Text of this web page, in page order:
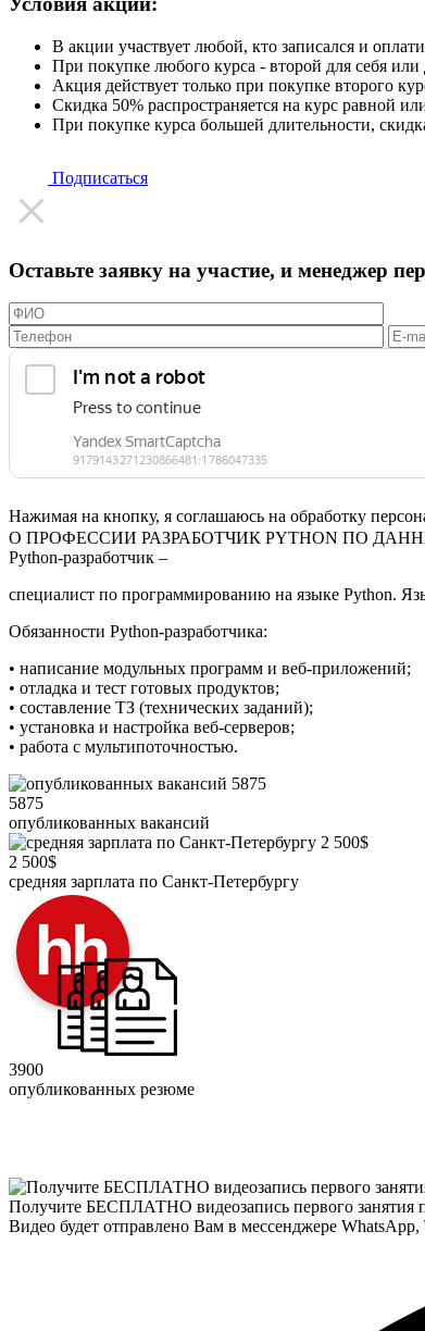
В акции участвует любой, кто записался и
При покупке любого курса - второй для себя или
Акция действует только при покупке второго
Скидка 50% распространяется на курс равной
При покупке курса большей длительности,
Подписаться
Оставьте заявку на участие, и менеджер
Нажимая на кнопку, я соглашаюсь на обработку
О ПРОФЕССИИ РАЗРАБОТЧИК PYTHON ПО
Python-разработчик –
специалист по программированию на языке Python.
Обязанности Python-разработчика:
• написание модульных программ и веб-приложений;
• отладка и тест готовых продуктов;
• составление ТЗ (технических заданий);
• установка и настройка веб-серверов;
• работа с мультипоточностью.
5875
опубликованных вакансий
2 500$
средняя зарплата по Санкт-Петербургу
3900
опубликованных резюме
Получите БЕСПЛАТНО видеозапись первого занятия
Видео будет отправлено Вам в мессенджере WhatsApp,